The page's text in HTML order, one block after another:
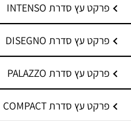
פרקט עץ סדרת INTENSO
פרקט עץ סדרת DISEGNO
פרקט עץ סדרת PALAZZO
פרקט עץ סדרת COMPACT